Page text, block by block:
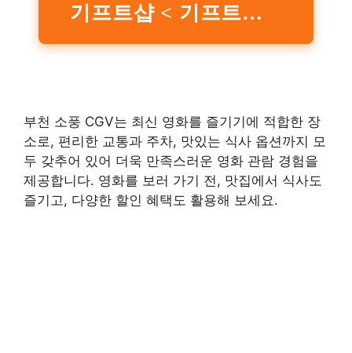
기프트샵 < 기프트샵 | 영화 그 이상의 감동. CGV
부천 소풍 CGV는 최신 영화를 즐기기에 적합한 장
소로, 편리한 교통과 주차, 맛있는 식사 옵션까지 모
두 갖추어 있어 더욱 만족스러운 영화 관람 경험을
제공합니다. 영화를 보러 가기 전, 맛집에서 식사도
즐기고, 다양한 할인 혜택도 활용해 보세요.